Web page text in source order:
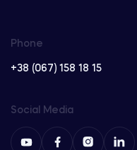
Phone
+38 (067) 158 18 15
Social Media